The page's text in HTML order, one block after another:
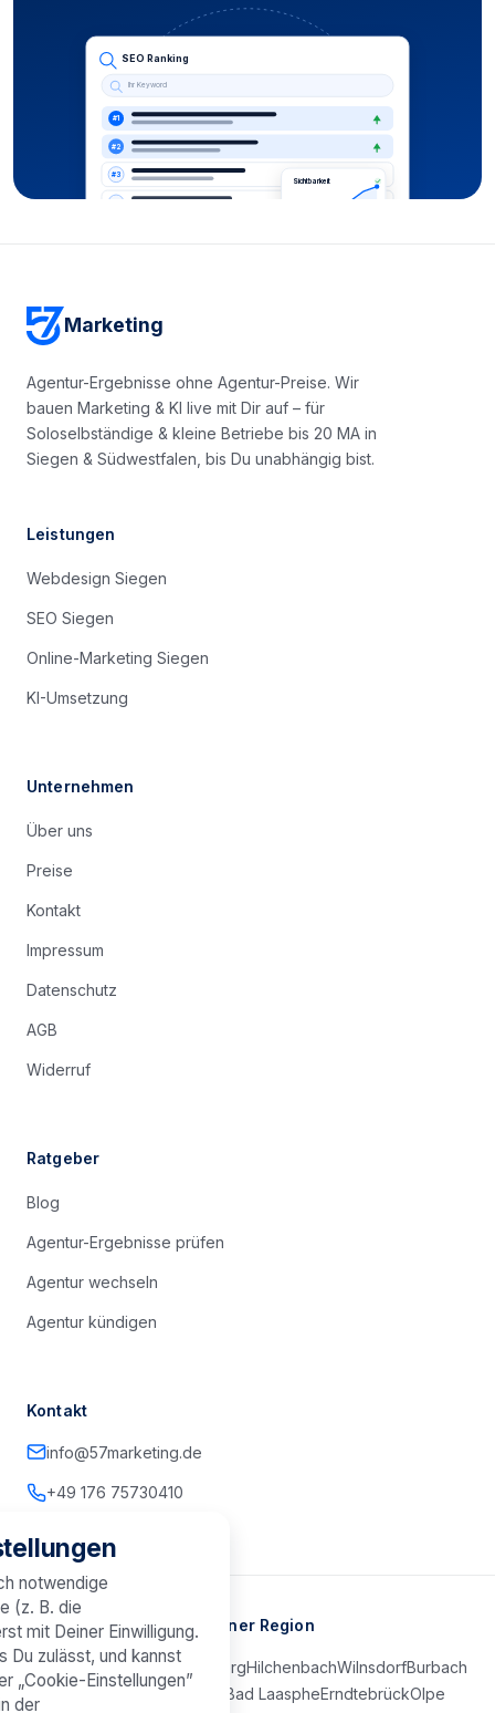
SEO Ranking
Ihr Keyword
#1
#2
#3
Sichtbarkeit
Marketing
Agentur-Ergebnisse ohne Agentur-Preise. Wir
bauen Marketing & KI live mit Dir auf – für
Soloselbständige & kleine Betriebe bis 20 MA in
Siegen & Südwestfalen, bis Du unabhängig bist.
Leistungen
Webdesign Siegen
SEO Siegen
Online-Marketing Siegen
KI-Umsetzung
Unternehmen
Über uns
Preise
Kontakt
Impressum
Datenschutz
AGB
Widerruf
Ratgeber
Blog
Agentur-Ergebnisse prüfen
Agentur wechseln
Agentur kündigen
Kontakt
info@57marketing.de
+49 176 75730410
Marketing-Agentur in Deiner Region
KreuztalNetphenFreudenbergHilchenbachWilnsdorfBurbach
Bad Berleburg Bad LaaspheErndtebrückOlpe
notwendige
(z. B. die
mit Deiner Einwilligung.
Du zulässt, und kannst
„Cookie-Einstellungen”
der